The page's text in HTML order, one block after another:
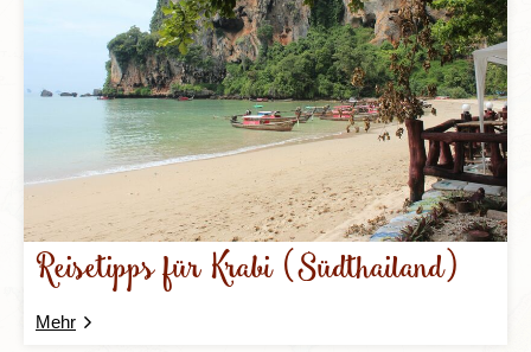
Reisetipps für Krabi (Südthailand)
Mehr